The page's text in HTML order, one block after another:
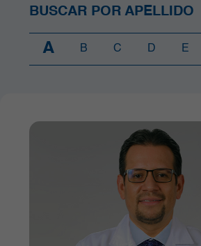
Cirugía Bariátrica y Metabólica
Cirugía robótica
Progenitores Hematopoyéticos
Hospitalización Adultos
Laboratorio Clínico y Patología
Medicina Cardiovascular
Medicina Interna y Clínicas
Medicina Nuclear e Imágenes
BUSCAR POR APELLIDO
A B C D E